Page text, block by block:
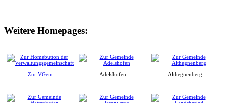
Weitere Homepages:
Zur VGem Adelshofen Althegnenberg